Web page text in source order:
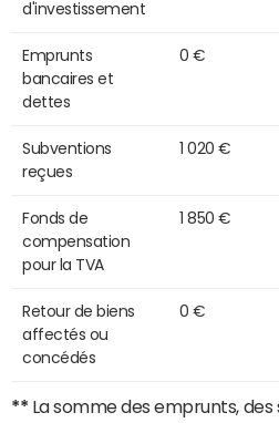
d'investissement
Emprunts
bancaires et
dettes
0 €
Subventions
reçues
1 020 €
Fonds de
compensation
pour la TVA
1 850 €
Retour de biens
affectés ou
concédés
0 €
** La somme des emprunts, des